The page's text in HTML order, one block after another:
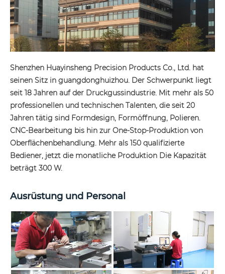
Shenzhen Huayinsheng Precision Products Co., Ltd. hat
seinen Sitz in guangdonghuizhou. Der Schwerpunkt liegt
seit 18 Jahren auf der Druckgussindustrie. Mit mehr als 50
professionellen und technischen Talenten, die seit 20
Jahren tätig sind Formdesign, Formöffnung, Polieren.
CNC-Bearbeitung bis hin zur One-Stop-Produktion von
Oberflächenbehandlung. Mehr als 150 qualifizierte
Bediener, jetzt die monatliche Produktion Die Kapazität
beträgt 300 W.
Ausrüstung und Personal